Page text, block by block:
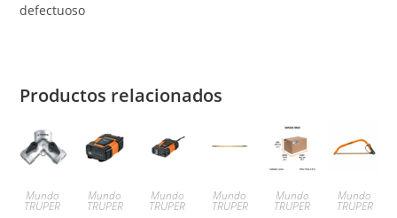
defectuoso
Productos relacionados
Mundo
TRUPER
Mundo
TRUPER
Mundo
TRUPER
Mundo
TRUPER
Mundo
TRUPER
Mundo
TRUPER